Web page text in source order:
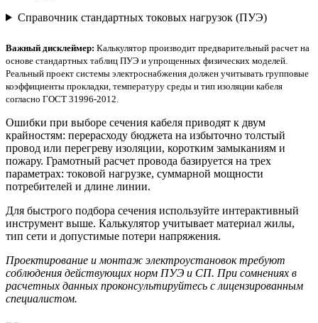
Справочник стандартных токовых нагрузок (ПУЭ)
Важный дисклеймер: Калькулятор производит предварительный расчет на
основе стандартных таблиц ПУЭ и упрощенных физических моделей.
Реальный проект системы электроснабжения должен учитывать групповые
коэффициенты прокладки, температуру среды и тип изоляции кабеля
согласно ГОСТ 31996-2012.
Ошибки при выборе сечения кабеля приводят к двум
крайностям: перерасходу бюджета на избыточно толстый
провод или перегреву изоляции, коротким замыканиям и
пожару. Грамотный расчет провода базируется на трех
параметрах: токовой нагрузке, суммарной мощности
потребителей и длине линии.
Для быстрого подбора сечения используйте интерактивный
инструмент выше. Калькулятор учитывает материал жилы,
тип сети и допустимые потери напряжения.
Проектирование и монтаж электроустановок требуют
соблюдения действующих норм ПУЭ и СП. При сомнениях в
расчетных данных проконсультируйтесь с лицензированным
специалистом.